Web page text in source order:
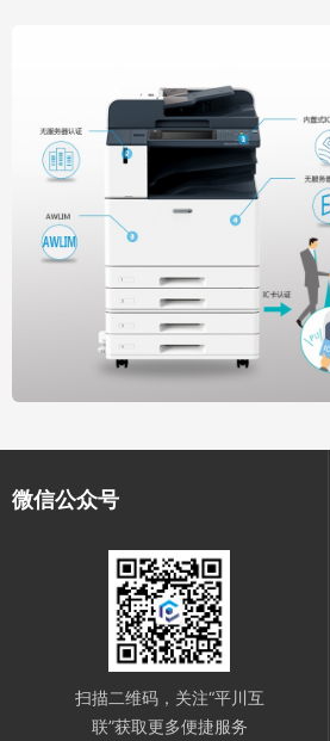
微信公众号
扫描二维码，关注“平川互
联”获取更多便捷服务